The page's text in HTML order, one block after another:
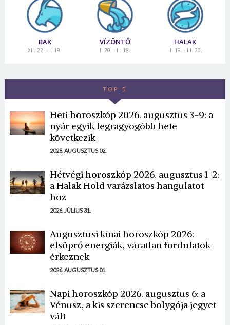
BAK
XII. 22. - I. 19.
VÍZÖNTŐ
I. 20. - II. 18.
HALAK
II. 19. - III. 20.
TOP 5
Heti horoszkóp 2026. augusztus 3-9: a
nyár egyik legragyogóbb hete
következik
2026. AUGUSZTUS 02.
Hétvégi horoszkóp 2026. augusztus 1-2:
a Halak Hold varázslatos hangulatot
hoz
2026. JÚLIUS 31.
Augusztusi kínai horoszkóp 2026:
elsöprő energiák, váratlan fordulatok
érkeznek
2026. AUGUSZTUS 01.
Napi horoszkóp 2026. augusztus 6: a
Vénusz, a kis szerencse bolygója jegyet
vált